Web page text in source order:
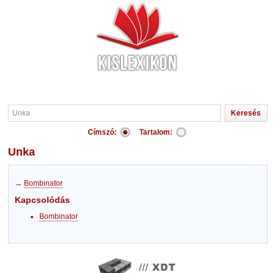
Címszó: Tartalom:
Unka
→ Bombinator
Kapcsolódás
Bombinator